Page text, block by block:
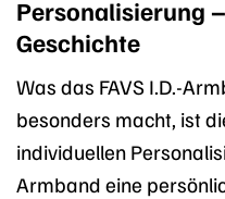
Personalisierung
Geschichte
Was das FAVS I.D.-
besonders macht, ist
individuellen
Armband eine